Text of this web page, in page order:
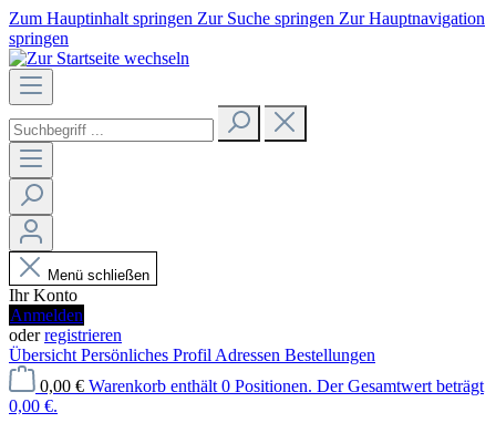
Zum Hauptinhalt springen Zur Suche springen Zur Hauptnavigation
springen
Menü schließen
Ihr Konto
Anmelden
oderregistrieren
Übersicht Persönliches Profil Adressen Bestellungen
0,00 € Warenkorb enthält 0 Positionen. Der Gesamtwert beträgt
0,00 €.